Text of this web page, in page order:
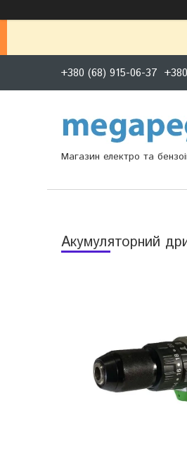
+380 (68) 915-06-37
Магазин електро та
Акумуляторний